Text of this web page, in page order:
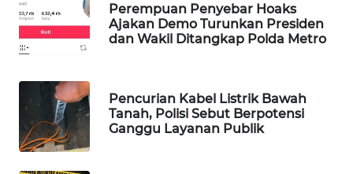
Perempuan Penyebar Hoaks
Ajakan Demo Turunkan Presiden
dan Wakil Ditangkap Polda Metro
Pencurian Kabel Listrik Bawah
Tanah, Polisi Sebut Berpotensi
Ganggu Layanan Publik
WAHANANEWS
NET
WAHANA
SPORT